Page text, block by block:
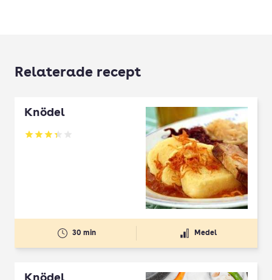
Relaterade recept
Knödel
Betyg: 3.33 av 5
30 min Medel